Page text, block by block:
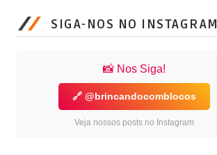
SIGA-NOS NO INSTAGRAM
📸 Nos Siga!
🔗 @brincandocomblocos
Veja nossos posts no Instagram